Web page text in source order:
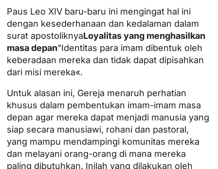
Paus Leo XIV baru-baru ini mengingat hal ini
dengan kesederhanaan dan kedalaman dalam
surat apostoliknyaLoyalitas yang menghasilkan
masa depan"Identitas para imam dibentuk oleh
keberadaan mereka dan tidak dapat dipisahkan
dari misi mereka«.
Untuk alasan ini, Gereja menaruh perhatian
khusus dalam pembentukan imam-imam masa
depan agar mereka dapat menjadi manusia yang
siap secara manusiawi, rohani dan pastoral,
yang mampu mendampingi komunitas mereka
dan melayani orang-orang di mana mereka
paling dibutuhkan. Inilah yang dilakukan oleh